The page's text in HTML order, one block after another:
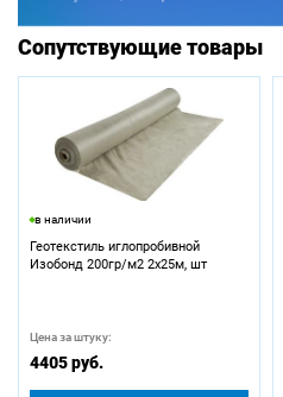
Сопутствующие товары
в наличии
Геотекстиль иглопробивной
Изобонд 200гр/м2 2х25м, шт
Цена за штуку:
4405 руб.